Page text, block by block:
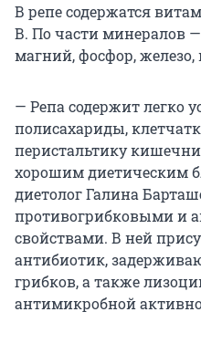
В репе содержатся
В. По части минералов
магний, фосфор, железо,
— Репа содержит легко
полисахариды,
перистальтику
хорошим диетическим
диетолог Галина
противогрибковыми и
свойствами. В ней
антибиотик,
грибков, а также
антимикробной